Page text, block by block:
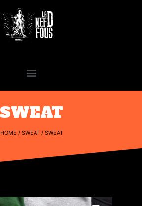
SWEAT
HOME / SWEAT/ SWEAT